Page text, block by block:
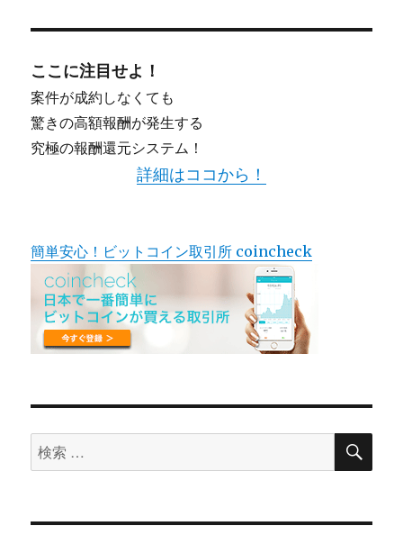
ここに注目せよ！
案件が成約しなくても
驚きの高額報酬が発生する
究極の報酬還元システム！
詳細はココから！
簡単安心！ビットコイン取引所 coincheck
検
索
象:
検